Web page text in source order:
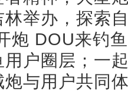
举办，探索
炮 DOU来钓
户圈层；一
与用户共同